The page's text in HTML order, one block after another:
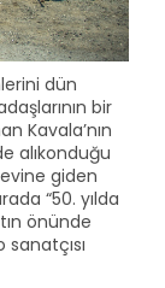
dün
bir
Kavala’nın
alıkonduğu
giden
“50. yılda
önünde
sanatçısı